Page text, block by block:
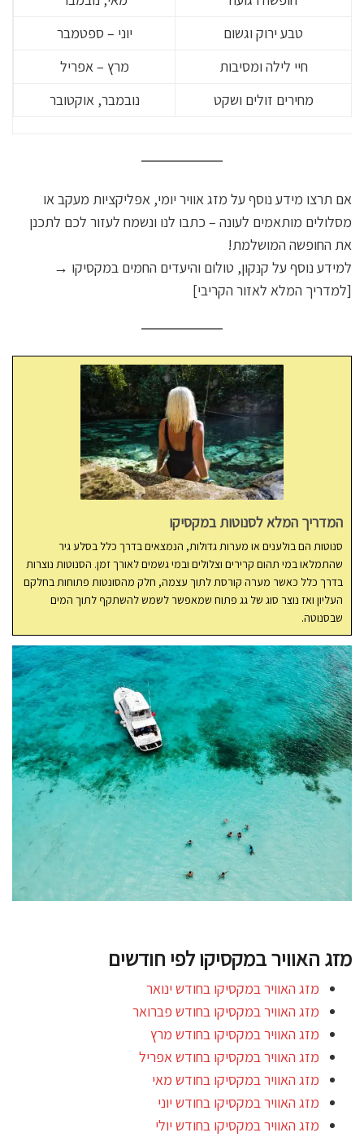
טבע ירוק וגשום
יוני – ספטמבר
חיי לילה ומסיבות
מרץ – אפריל
מחירים זולים ושקט
נובמבר, אוקטובר
אם תרצו מידע נוסף על מזג אוויר יומי, אפליקציות מעקב או
מסלולים מותאמים לעונה – כתבו לנו ונשמח לעזור לכם לתכנן
את החופשה המושלמת!
למידע נוסף על קנקון, טולום והיעדים החמים במקסיקו →
[למדריך המלא לאזור הקריבי]
המדריך המלא לסנוטות במקסיקו
סנוטות הם בולענים או מערות גדולות, הנמצאים בדרך כלל בסלע גיר
שהתמלאו במי תהום קרירים וצלולים ובמי גשמים לאורך זמן. הסנוטות נוצרות
בדרך כלל כאשר מערה קורסת לתוך עצמה, חלק מהסונטות פתוחות בחלקם
העליון ואז נוצר סוג של גג פתוח שמאפשר לשמש להשתקף לתוך המים
שבסנוטה.
מזג האוויר במקסיקו לפי חודשים
מזג האוויר במקסיקו בחודש ינואר
מזג האוויר במקסיקו בחודש פברואר
מזג האוויר במקסיקו בחודש מרץ
מזג האוויר במקסיקו בחודש אפריל
מזג האוויר במקסיקו בחודש מאי
מזג האוויר במקסיקו בחודש יוני
מזג האוויר במקסיקו בחודש יולי